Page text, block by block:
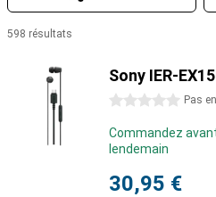
598 résultats
Sony IER-
0 étoiles Pas
Commandez
lendemain
30,95 €